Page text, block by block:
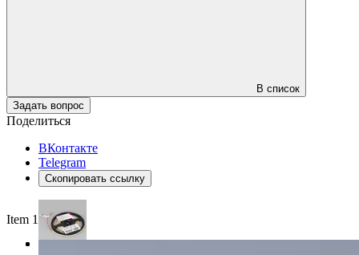
В список
Задать вопрос
Поделиться
ВКонтакте
Telegram
Скопировать ссылку
Item 1 of 3